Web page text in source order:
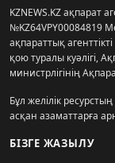
KZNEWS.KZ ақпарат
№KZ64VPY00084819
ақпараттық
қою туралы куәлігі,
министрлігінің
Бұл желілік
асқан азаматтарға
БІЗГЕ ЖАЗЫЛУ